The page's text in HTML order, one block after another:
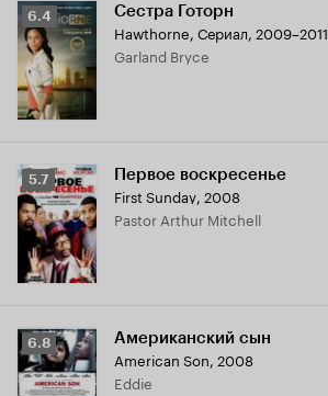
Рейтинг
Кинопоиска
6.4
6.4 Сестра Готорн
Hawthorne, Сериал, 2009–2011
Garland Bryce
Рейтинг
Кинопоиска
5.7
5.7 Первое воскресенье
First Sunday, 2008
Pastor Arthur Mitchell
Рейтинг
Кинопоиска
6.8
6.8 Американский сын
American Son, 2008
Eddie